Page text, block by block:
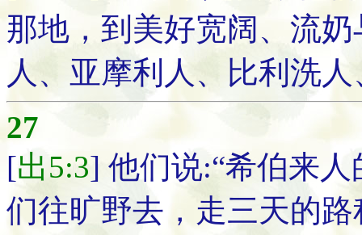
那地，到美好宽阔、流
人、亚摩利人、比利洗
27
[出5:3] 他们说:“希伯来
们往旷野去，走三天的